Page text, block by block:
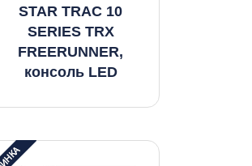
STAR TRAC 10
SERIES TRX
FREERUNNER,
консоль LED